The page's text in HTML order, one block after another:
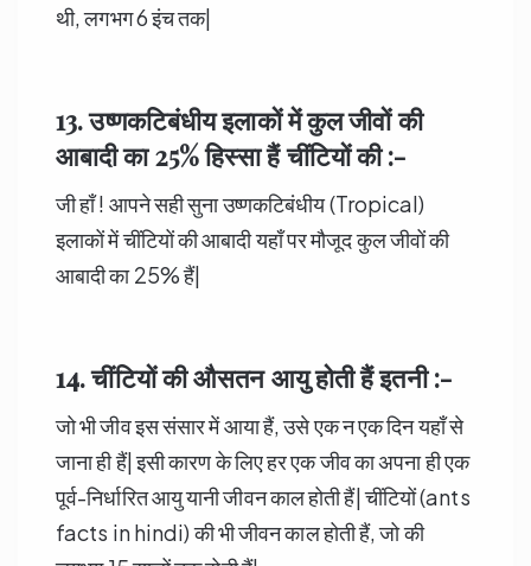
थी, लगभग 6 इंच तक|
13. उष्णकटिबंधीय इलाकों में कुल जीवों की
आबादी का25%हिस्सा हैंचींटियोंकी :-
जी हाँ ! आपने सही सुना उष्णकटिबंधीय (Tropical)
इलाकों में चींटियों की आबादी यहाँ पर मौजूद कुल जीवों की
आबादी का 25% हैं|
14. चींटियोंकी औसतन आयु होती हैं इतनी :-
जो भी जीव इस संसार में आया हैं, उसे एक न एक दिन यहाँ से
जाना ही हैं| इसी कारण के लिए हर एक जीव का अपना ही एक
पूर्व-निर्धारित आयु यानी जीवन काल होती हैं| चींटियों (ants
facts in hindi) की भी जीवन काल होती हैं, जो की